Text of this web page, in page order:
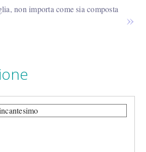
non importa come sia composta